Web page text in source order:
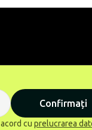
Confirmați
cu prelucrarea